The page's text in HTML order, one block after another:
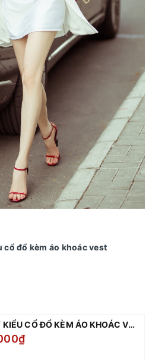
cổ đổ kèm áo khoác vest
ĐẦM ÔM BODY KIỂU CỔ ĐỔ KÈM ÁO KHOÁC VEST